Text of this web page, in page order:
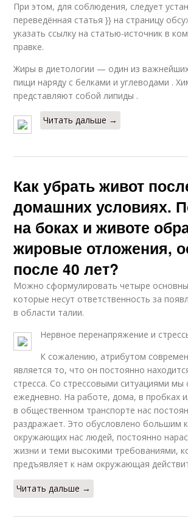
При этом, для соблюдения, следует
переведённая статья }} на страницу
указать ссылку на статью-источник в
правке.
Жиры в диетологии — один из
пищи наряду с белками и углеводами .
представляют собой липиды .
Читать дальше →
Как убрать живот
домашних условиях.
на боках и животе
жировые отложения,
после 40 лет?
Можно сформулировать четыре
которые несут ответственность за
в области талии.
Нервное перенапряжение и
К сожалению, атрибутом
является то, что он постоянно
стресса. Со стрессовыми ситуациями мы
ежедневно. На работе, дома, в пробках
в общественном транспорте нас
раздражает. Это обусловлено большим
окружающих нас людей, постоянно
жизни и теми высокими требованиями,
предъявляет к нам окружающая
Читать дальше →